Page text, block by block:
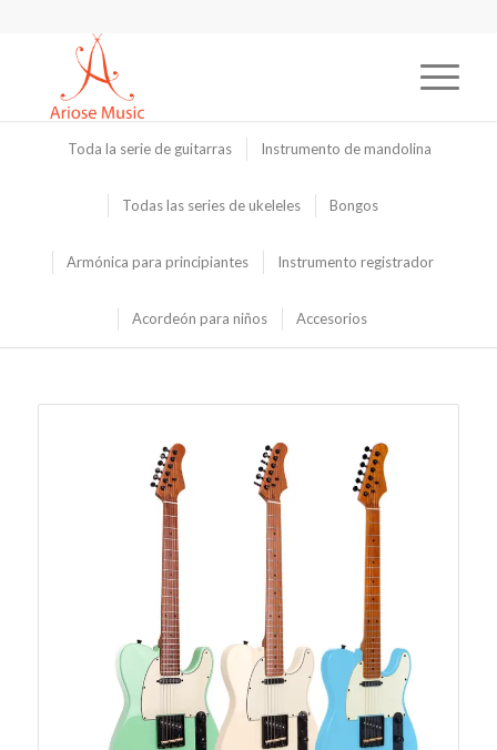
Toda la serie de guitarras Instrumento de mandolina
Todas las series de ukeleles Bongos
Armónica para principiantes Instrumento registrador
Acordeón para niños Accesorios